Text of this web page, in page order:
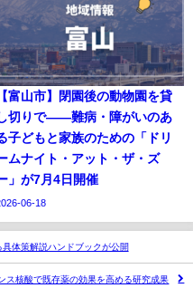
【富山市】閉園後の動物園を貸
切りで——難病・障がいのあ
子どもと家族のための「ドリ
ムナイト・アット・ザ・ズ
」が7月4日開催
06-18
体策解説ハンドブックが公開
ス核酸で既存薬の効果を高める研究成果